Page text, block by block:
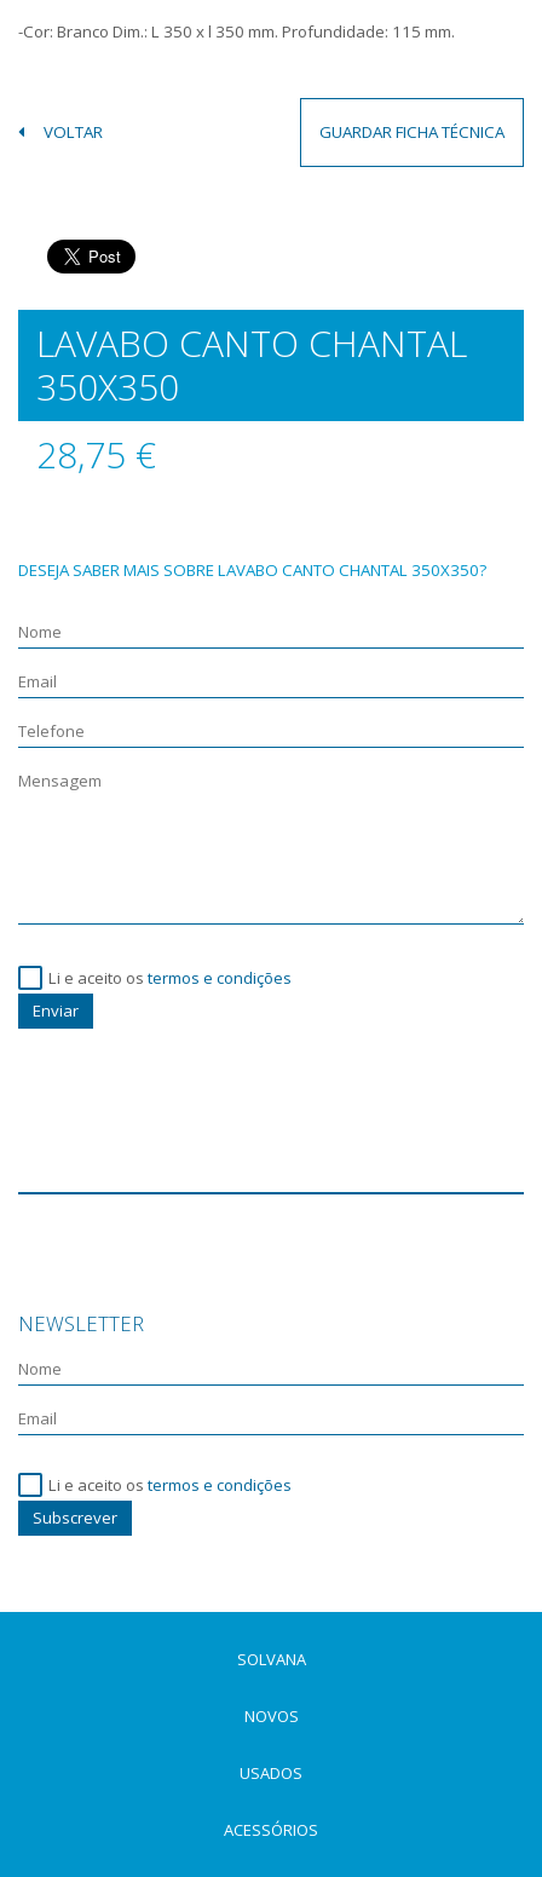
-Cor: Branco Dim.: L 350 x l 350 mm. Profundidade: 115 mm.
VOLTAR GUARDAR FICHA TÉCNICA
LAVABO CANTO CHANTAL
350X350
28,75 €
DESEJA SABER MAIS SOBRE LAVABO CANTO CHANTAL 350X350?
Li e aceito os termos e condições
Enviar
NEWSLETTER
Li e aceito os termos e condições
Subscrever
SOLVANA
NOVOS
USADOS
ACESSÓRIOS